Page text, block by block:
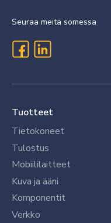
Seuraa meitä somessa
Tuotteet
Tietokoneet
Tulostus
Mobiililaitteet
Kuva ja ääni
Komponentit
Verkko